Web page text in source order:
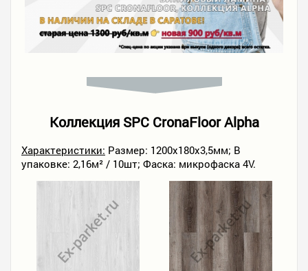
Коллекция SPC CronaFloor Alpha
Характеристики: Размер: 1200х180х3,5мм; В
упаковке: 2,16м² / 10шт; Фаска: микрофаска 4V.